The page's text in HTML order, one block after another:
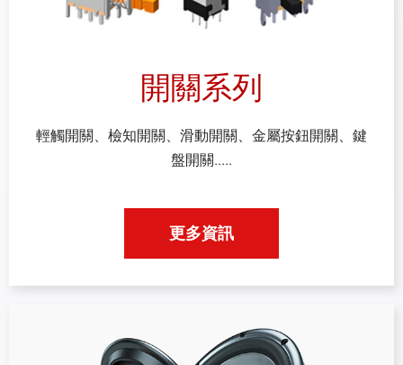
開關系列
輕觸開關、檢知開關、滑動開關、金屬按鈕開關、鍵
盤開關.....
更多資訊